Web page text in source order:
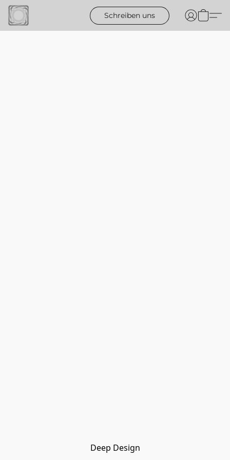
Schreiben uns
Deep Design